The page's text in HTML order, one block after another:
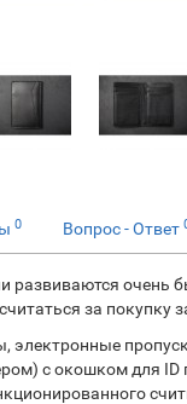
0 Вопрос - Ответ
развиваются очень
за покупку
электронные
с окошком для ID